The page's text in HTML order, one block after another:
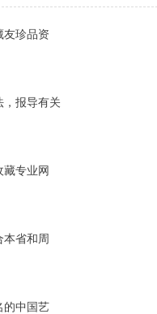
友珍品资
，报导有关
藏专业网
本省和周
的中国艺